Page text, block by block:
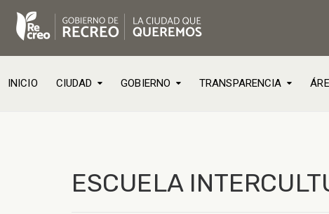
INICIO CIUDAD GOBIERNO TRANSPARENCIA
ESCUELA